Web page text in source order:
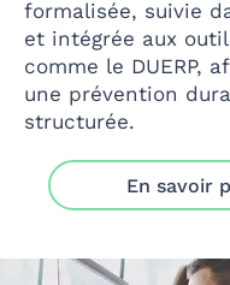
formalisée, suivie
et intégrée aux
comme le DUERP,
une prévention
structurée.
En savoir